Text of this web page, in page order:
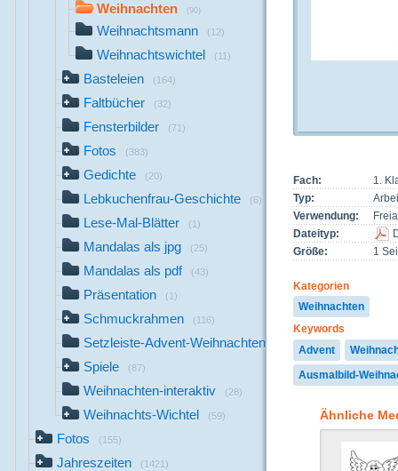
Weihnachten (90)
Weihnachtsmann (12)
Weihnachtswichtel (11)
Basteleien (164)
Faltbücher (32)
Fensterbilder (71)
Fotos (383)
Gedichte (20)
Lebkuchenfrau-Geschichte (6)
Lese-Mal-Blätter (1)
Mandalas als jpg (25)
Mandalas als pdf (43)
Präsentation (1)
Schmuckrahmen (116)
Setzleiste-Advent-Weihnachten
Spiele (87)
Weihnachten-interaktiv (28)
Weihnachts-Wichtel (59)
Fotos (155)
Jahreszeiten (1421)
Fach:
1.
Typ:
Verwendung:
Dateityp:
Größe:
1
Kategorien
Weihnachten
Keywords
Advent
Ausmalbild-
Ähnliche